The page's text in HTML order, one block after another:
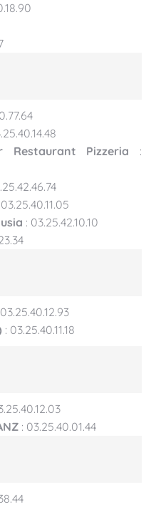
Pizzeria :
: 03.25.42.10.10
: 03.25.40.11.18
: 03.25.40.01.44